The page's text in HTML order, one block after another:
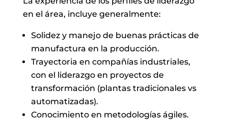
en el área, incluye generalmente:
Solidez y manejo de buenas prácticas de
manufactura en la producción.
Trayectoria en compañías industriales,
con el liderazgo en proyectos de
transformación (plantas tradicionales vs
automatizadas).
Conocimiento en metodologías ágiles.